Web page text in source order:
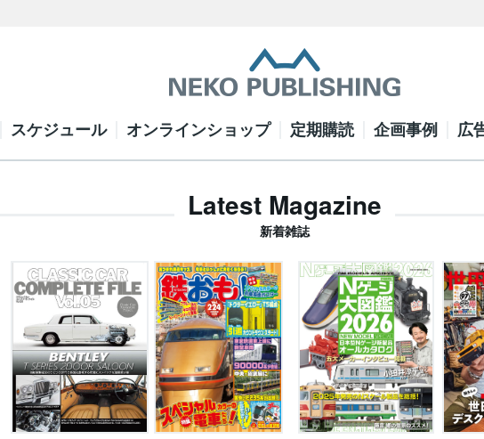
スケジュール オンラインショップ 定期購読 企画事例 広
Latest Magazine
新着雑誌